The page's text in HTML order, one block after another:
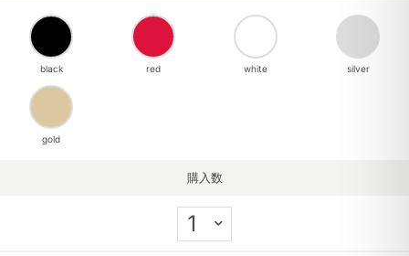
black red white silver
gold
購入数